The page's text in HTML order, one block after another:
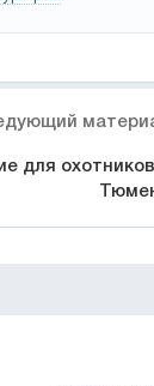
для